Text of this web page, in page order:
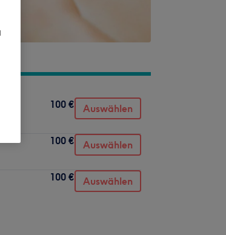
100 € Auswählen
100 € Auswählen
100 € Auswählen